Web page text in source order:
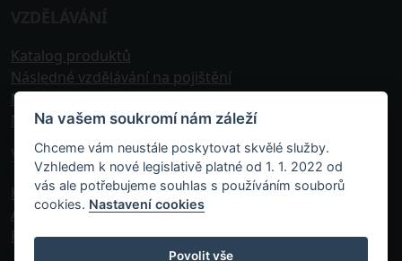
Katalog produktů
Následné vzdělávání na pojištění
Následné vzdělávání na investice
Následné vzdělávání na úvěry
VECTOR
Kontakt
Aktuality
Podpora
Na vašem soukromí nám záleží
Chceme vám neustále poskytovat skvělé služby.
Vzhledem k nové legislativě platné od 1. 1. 2022 od
vás ale potřebujeme souhlas s používáním souborů
cookies. Nastavení cookies
Povolit vše